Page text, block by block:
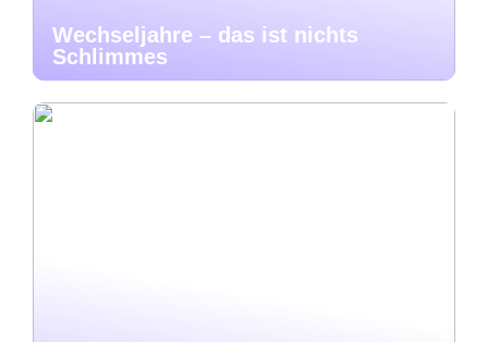
Wechseljahre – das ist nichts
Schlimmes